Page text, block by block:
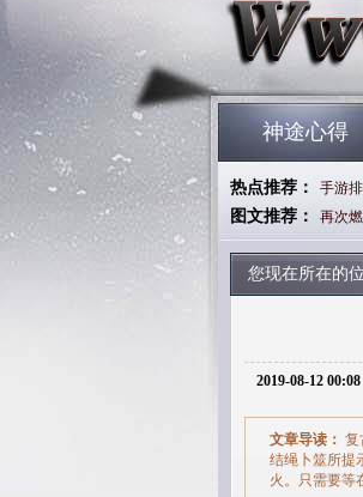
神途心得
热点推荐： 手游
图文推荐： 再次
您现在所在的
2019-08-12
文章导读： 复
结绳卜筮所提
火。只需要等